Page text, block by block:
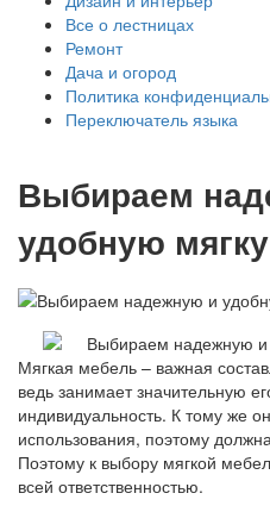
Все о лестницах
Ремонт
Дача и огород
Политика
Переключатель языка
Выбираем
удобную
Мягкая мебель – важная
ведь занимает значительную
индивидуальность. К тому же
использования, поэтому
Поэтому к выбору мягкой
всей ответственностью.